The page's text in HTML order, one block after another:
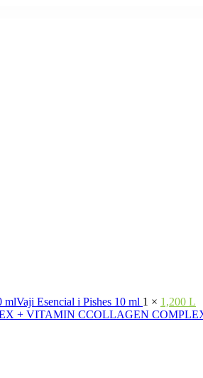
Vaji Esencial i Pishes 10 ml 1 × 1,200 L
COLLAGEN